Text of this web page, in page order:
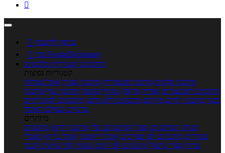

 כניסה לחשבון

מנוי FoodsDictionary
מתכונים קטגוריות מתכונים
קטגוריות נפוצות
מתכוני סלטים מתכוני פשטידות מתכוני עוגות אוכל צמחוני
מתכונים לטבעוניים אפייה מוקפץ עוגיות פסטה מתכוני עוף מתכוני
בשר מתכוני ילדים מרקים מתכונים ללא גלוטן מתכונים לסוכרתיים
טרנדים בעולם האוכל
מיוחדים
מנתח המתכונים ספר המתכונים שלי מתכוני וידאו מתכונים
עשירים מתכונים לפי מצרכים אוכל דיאטטי אוכל בריא מאכלי
עדות ספרי בישול מתכונים לפי חגים ועונות לפי שיטות הכנה